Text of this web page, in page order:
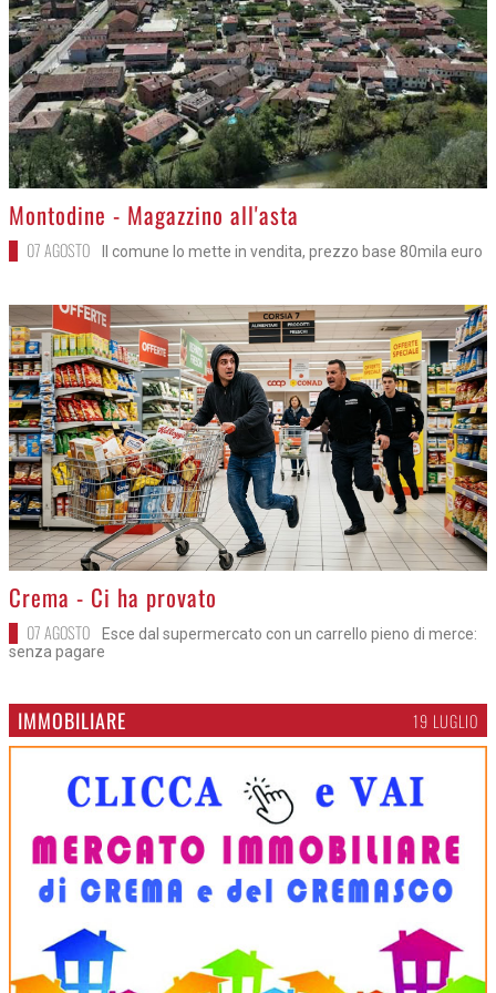
>Montodine - Magazzino all'asta
07 AGOSTO Il comune lo mette in vendita, prezzo base 80mila euro
>
Crema - Ci ha provato
07 AGOSTO
Esce dal supermercato con un carrello pieno di merce:
senza pagare
IMMOBILIARE 19 LUGLIO